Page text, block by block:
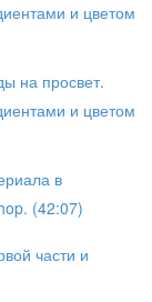
и цветом
на просвет.
и цветом
в
(42:07)
части и